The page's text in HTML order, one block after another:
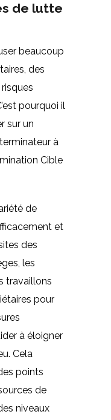
de lutte
beaucoup
des
pourquoi il
sur un
à
Cible
de
et
des
les
travaillons
pour
à éloigner
Cela
points
de
niveaux